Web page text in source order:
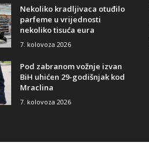
Nekoliko kradljivaca otuđilo
parfeme u vrijednosti
nekoliko tisuća eura
7. kolovoza 2026
Pod zabranom vožnje izvan
BiH uhićen 29-godišnjak kod
Mraclina
7. kolovoza 2026